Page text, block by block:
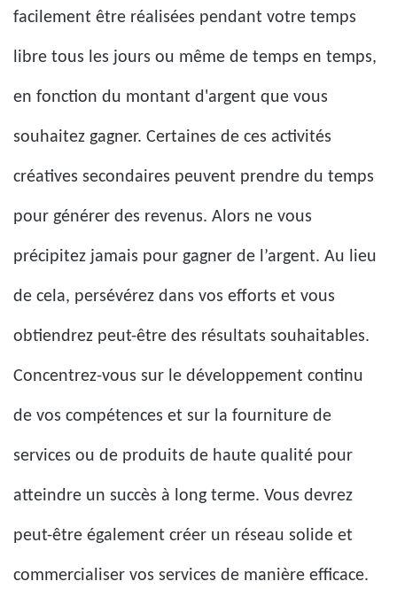
facilement être réalisées pendant votre temps
libre tous les jours ou même de temps en temps,
en fonction du montant d'argent que vous
souhaitez gagner. Certaines de ces activités
créatives secondaires peuvent prendre du temps
pour générer des revenus. Alors ne vous
précipitez jamais pour gagner de l’argent. Au lieu
de cela, persévérez dans vos efforts et vous
obtiendrez peut-être des résultats souhaitables.
Concentrez-vous sur le développement continu
de vos compétences et sur la fourniture de
services ou de produits de haute qualité pour
atteindre un succès à long terme. Vous devrez
peut-être également créer un réseau solide et
commercialiser vos services de manière efficace.